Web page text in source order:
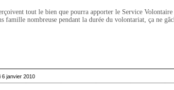
tout le bien que pourra apporter le Service
famille nombreuse pendant la durée du volontariat, ça ne
6 janvier 2010